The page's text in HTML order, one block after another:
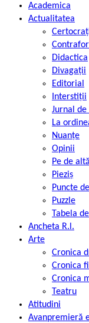
Academica
Actualitatea
Didactica
Divagații
Editorial
Interstiții
Jurnal de
La
Nuanțe
Opinii
Pe de
Pieziș
Puncte
Puzzle
Tabela
Ancheta R.l.
Arte
Cronica
Cronica
Cronica
Teatru
Atitudini
Avanpremieră